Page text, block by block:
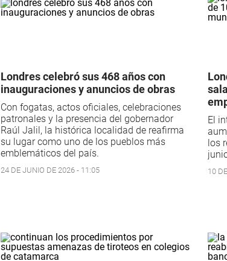
Londres celebró sus 468 años con
inauguraciones y anuncios de obras
Con fogatas, actos oficiales, celebraciones
patronales y la presencia del gobernador
Raúl Jalil, la histórica localidad de reafirma
su lugar como uno de los pueblos más
emblemáticos del país.
24 DE JUNIO DE 2026 - 11:05
El
los
10